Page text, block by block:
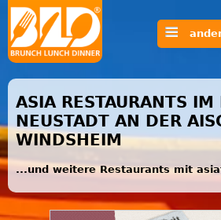
ASIA RESTAURANTS IM
NEUSTADT AN DER
WINDSHEIM
...und weitere Restaurants mit